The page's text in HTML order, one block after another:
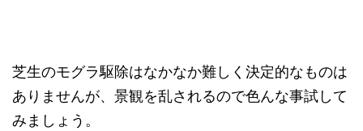
芝生のモグラ駆除はなかなか難しく決定的なものは
ありませんが、景観を乱されるので色んな事試して
みましょう。